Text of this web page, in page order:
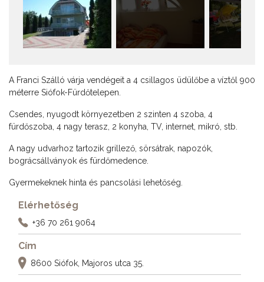
A Franci Szálló várja vendégeit a 4 csillagos üdülőbe a víztől 900
méterre Siófok-Fürdőtelepen.
Csendes, nyugodt környezetben 2 szinten 4 szoba, 4
fürdőszoba, 4 nagy terasz, 2 konyha, TV, internet, mikró, stb.
A nagy udvarhoz tartozik grillező, sörsátrak, napozók,
bográcsállványok és fürdőmedence.
Gyermekeknek hinta és pancsolási lehetőség.
Elérhetőség
+36 70 261 9064
Cím
8600 Siófok, Majoros utca 35.